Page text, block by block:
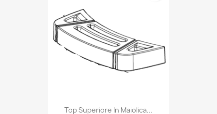
Top Superiore In Maiolica...